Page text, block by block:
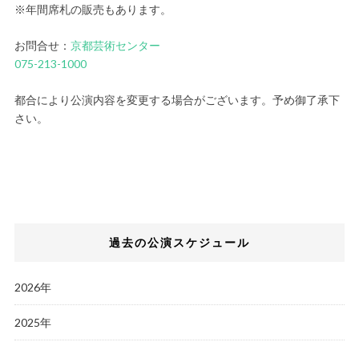
※年間席札の販売もあります。
お問合せ： 京都芸術センター
075-213-1000
都合により公演内容を変更する場合がございます。予め御了承下
さい。
過去の公演スケジュール
2026年
2025年